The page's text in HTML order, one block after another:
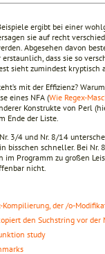
ergibt bei einer
sie auf recht
Abgesehen davon
erstaunlich, dass sie so
sieht zumindest kryptisch
mit der Effizienz?
eines NFA (Wie Regex-
Konstrukte von Perl
Ende der Liste.
3/4 und Nr. 8/14
bisschen schneller. Bei
im Programm zu großen
nicht.
Kompilierung, der /o-
den Suchstring vor der
study